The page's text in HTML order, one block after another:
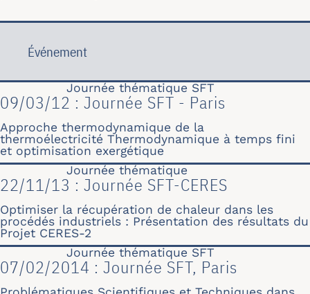
Événement
Journée thématique SFT
09/03/12 : Journée SFT - Paris
Approche thermodynamique de la
thermoélectricité Thermodynamique à temps fini
et optimisation exergétique
Journée thématique
22/11/13 : Journée SFT-CERES
Optimiser la récupération de chaleur dans les
procédés industriels : Présentation des résultats du
Projet CERES-2
Journée thématique SFT
07/02/2014 : Journée SFT, Paris